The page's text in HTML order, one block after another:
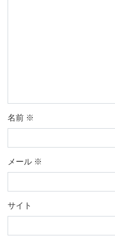
名前 ※
メール ※
サイト